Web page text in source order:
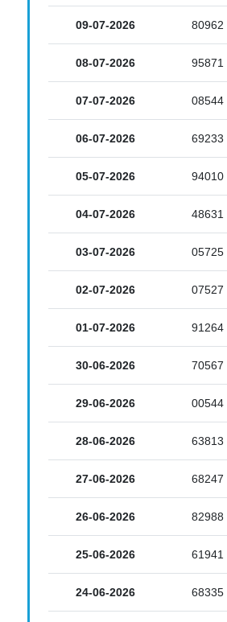
09-07-2026 80962
08-07-2026 95871
07-07-2026 08544
06-07-2026 69233
05-07-2026 94010
04-07-2026 48631
03-07-2026 05725
02-07-2026 07527
01-07-2026 91264
30-06-2026 70567
29-06-2026 00544
28-06-2026 63813
27-06-2026 68247
26-06-2026 82988
25-06-2026 61941
24-06-2026 68335